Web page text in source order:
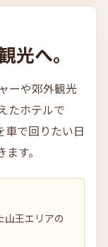
光へ。
ーや郊外観光
たホテルで
車で回りたい日
す。
山王エリアの